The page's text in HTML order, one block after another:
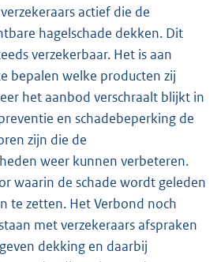
actief die de
hagelschade dekken. Dit
verzekerbaar. Het is aan
bepalen welke producten zij
het aanbod verschraalt blijkt in
en schadebeperking de
zijn die de
weer kunnen verbeteren.
waarin de schade wordt geleden
te zetten. Het Verbond noch
met verzekeraars afspraken
dekking en daarbij